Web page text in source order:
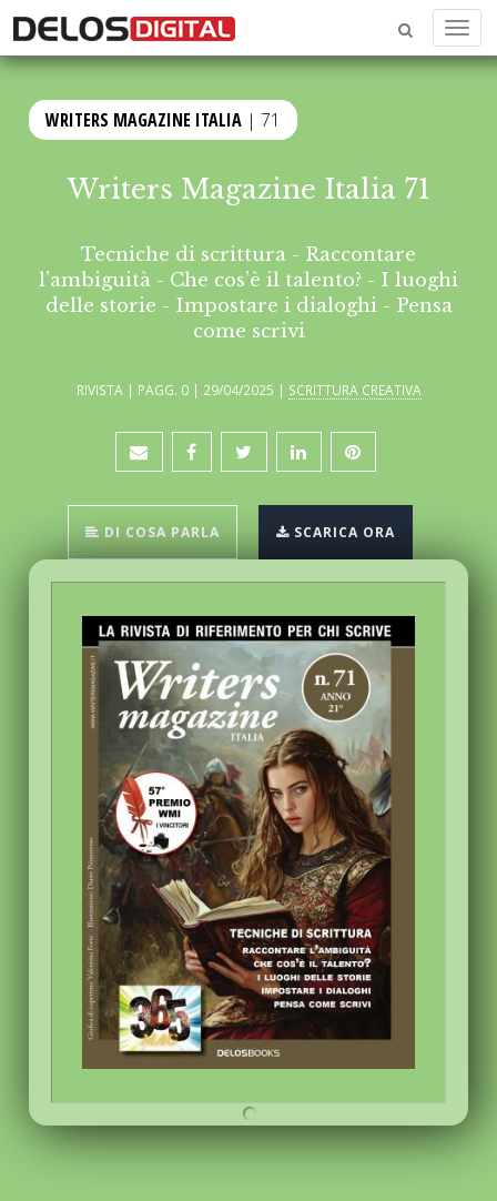
Menu
WRITERS MAGAZINE ITALIA | 71
Writers Magazine Italia 71
Tecniche di scrittura - Raccontare
l’ambiguità - Che cos’è il talento? - I luoghi
delle storie - Impostare i dialoghi - Pensa
come scrivi
RIVISTA | PAGG. 0 | 29/04/2025 | SCRITTURA CREATIVA
DI COSA PARLA SCARICA ORA